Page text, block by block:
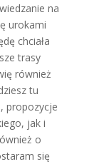
na
urokami
chciała
trasy
również
tu
propozycje
jak i
o
się